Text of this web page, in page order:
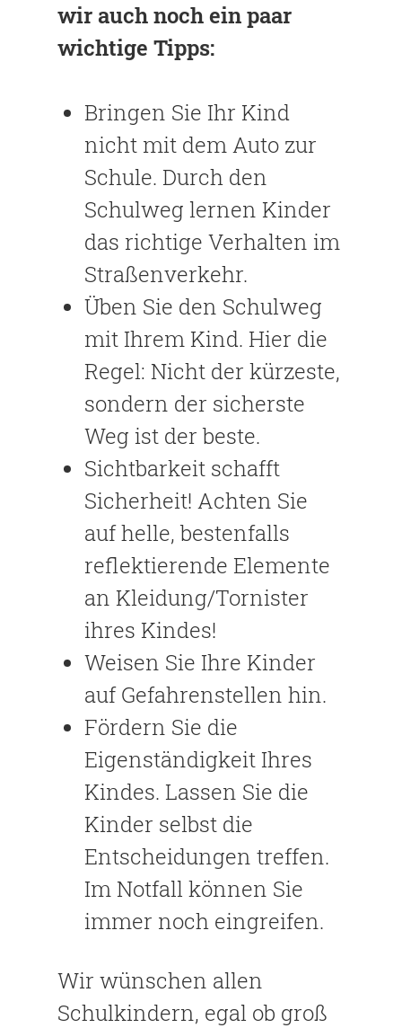
wir auch noch ein paar
wichtige Tipps:
Bringen Sie Ihr Kind
nicht mit dem Auto zur
Schule. Durch den
Schulweg lernen Kinder
das richtige Verhalten im
Straßenverkehr.
Üben Sie den Schulweg
mit Ihrem Kind. Hier die
Regel: Nicht der kürzeste,
sondern der sicherste
Weg ist der beste.
Sichtbarkeit schafft
Sicherheit! Achten Sie
auf helle, bestenfalls
reflektierende Elemente
an Kleidung/Tornister
ihres Kindes!
Weisen Sie Ihre Kinder
auf Gefahrenstellen hin.
Fördern Sie die
Eigenständigkeit Ihres
Kindes. Lassen Sie die
Kinder selbst die
Entscheidungen treffen.
Im Notfall können Sie
immer noch eingreifen.
Wir wünschen allen
Schulkindern, egal ob groß